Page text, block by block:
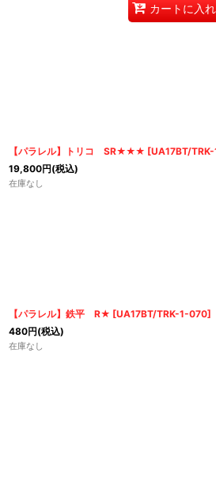
カートに入
【パラレル】トリコ SR★★★ [UA17BT/
19,800円(税込)
在庫なし
【パラレル】鉄平 R★ [UA17BT/TRK-1-070]
480円(税込)
在庫なし